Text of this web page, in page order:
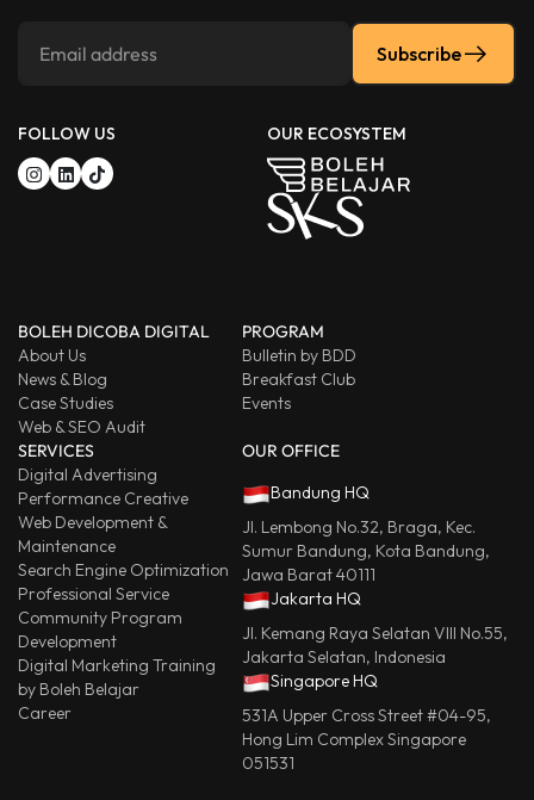
Subscribe
FOLLOW US OUR ECOSYSTEM
BOLEH DICOBA DIGITAL
About Us
News & Blog
Case Studies
Web & SEO Audit
PROGRAM
Bulletin by BDD
Breakfast Club
Events
SERVICES
Digital Advertising
Performance Creative
Web Development &
Maintenance
Search Engine Optimization
Professional Service
Community Program
Development
Digital Marketing Training
by Boleh Belajar
Career
OUR OFFICE
Bandung HQ
Jl. Lembong No.32, Braga, Kec.
Sumur Bandung, Kota Bandung,
Jawa Barat 40111
Jakarta HQ
Jl. Kemang Raya Selatan VIII No.55,
Jakarta Selatan, Indonesia
Singapore HQ
531A Upper Cross Street #04-95,
Hong Lim Complex Singapore
051531